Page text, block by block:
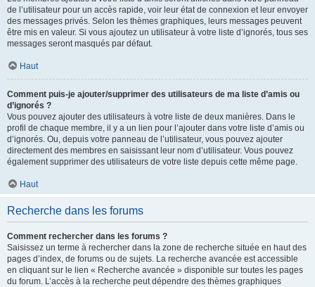
de l’utilisateur pour un accès rapide, voir leur état de connexion et leur envoyer
des messages privés. Selon les thèmes graphiques, leurs messages peuvent
être mis en valeur. Si vous ajoutez un utilisateur à votre liste d’ignorés, tous ses
messages seront masqués par défaut.
Haut
Comment puis-je ajouter/supprimer des utilisateurs de ma liste d’amis ou
d’ignorés ?
Vous pouvez ajouter des utilisateurs à votre liste de deux manières. Dans le
profil de chaque membre, il y a un lien pour l’ajouter dans votre liste d’amis ou
d’ignorés. Ou, depuis votre panneau de l’utilisateur, vous pouvez ajouter
directement des membres en saisissant leur nom d’utilisateur. Vous pouvez
également supprimer des utilisateurs de votre liste depuis cette même page.
Haut
Recherche dans les forums
Comment rechercher dans les forums ?
Saisissez un terme à rechercher dans la zone de recherche située en haut des
pages d’index, de forums ou de sujets. La recherche avancée est accessible
en cliquant sur le lien « Recherche avancée » disponible sur toutes les pages
du forum. L’accès à la recherche peut dépendre des thèmes graphiques